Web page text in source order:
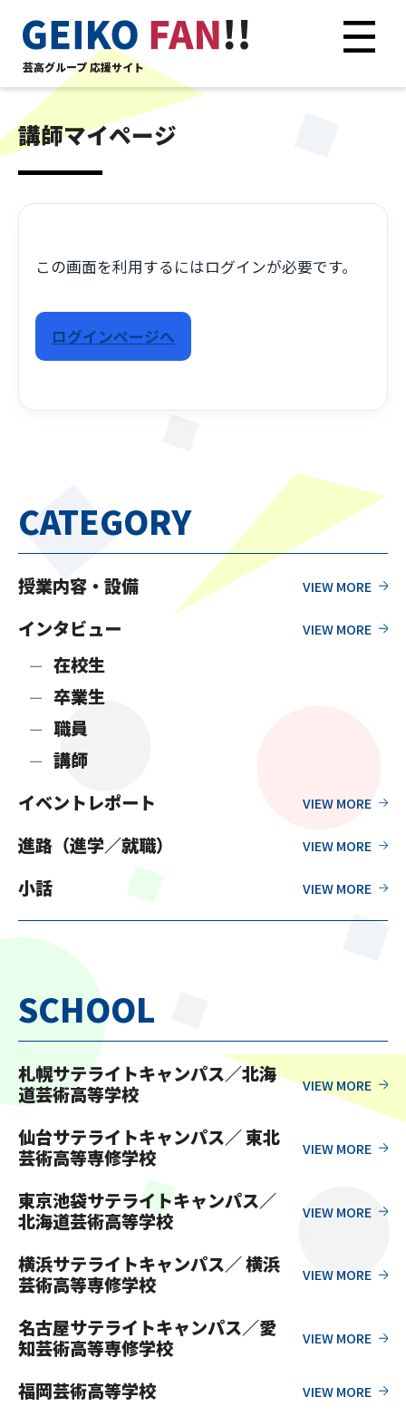
芸高グループ 応援サイト
講師マイページ
この画面を利用するにはログインが必要です。
ログインページへ
CATEGORY
授業内容・設備
インタビュー
在校生
卒業生
職員
講師
イベントレポート
進路（進学／就職）
小話
SCHOOL
札幌サテライトキャンパス／北海
道芸術高等学校
仙台サテライトキャンパス／ 東北
芸術高等専修学校
東京池袋サテライトキャンパス／
北海道芸術高等学校
横浜サテライトキャンパス／ 横浜
芸術高等専修学校
名古屋サテライトキャンパス／愛
知芸術高等専修学校
福岡芸術高等学校